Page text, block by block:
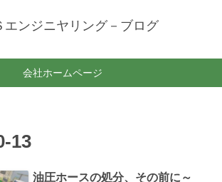
エンジニヤリング－ブログ
会社ホームページ
13
油圧ホースの処分、その前に～